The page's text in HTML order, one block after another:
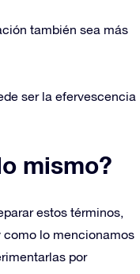
también sea más
ser la efervescencia
mismo?
estos términos,
como lo mencionamos
por